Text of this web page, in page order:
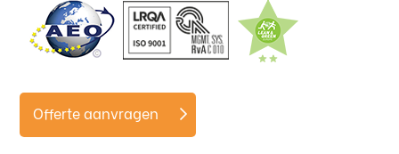
Offerte aanvragen